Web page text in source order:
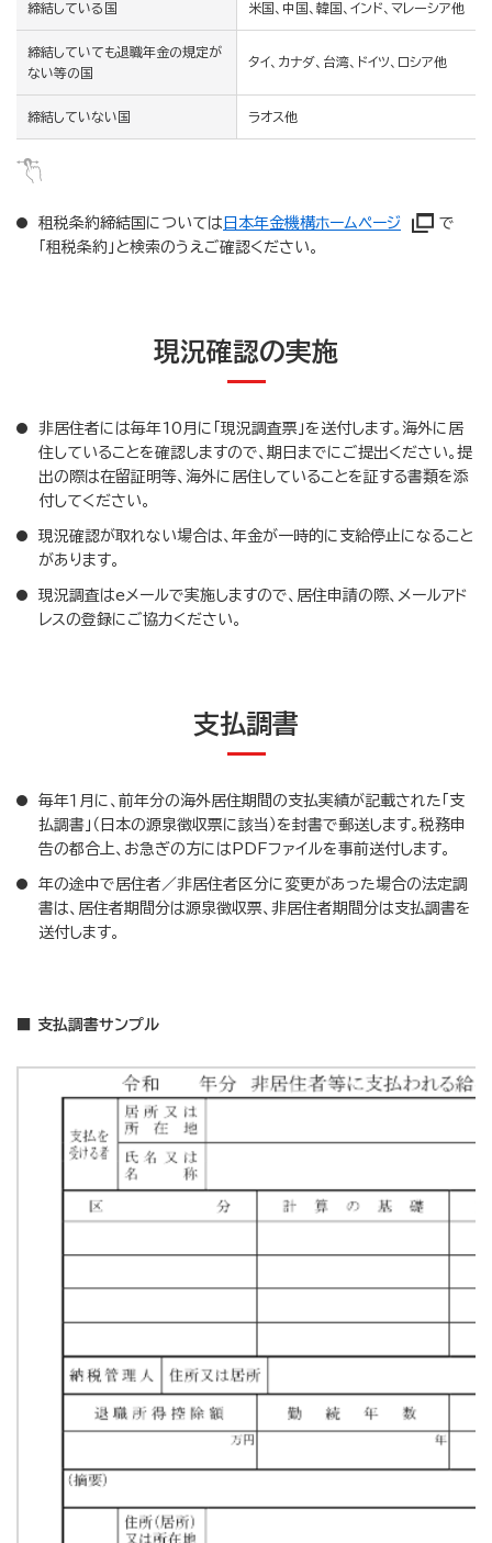
締結している国 米国、中国、韓国、インド、マレーシア他
締結していても退職年金の規定が
ない等の国
タイ、カナダ、台湾、ドイツ、ロシア他
締結していない国 ラオス他
租税条約締結国については 日本年金機構ホームページ
で
「租税条約」と検索のうえご確認ください。
現況確認の実施
非居住者には毎年10月に「現況調査票」を送付します。海外に居
住していることを確認しますので、期日までにご提出ください。提
出の際は在留証明等、海外に居住していることを証する書類を添
付してください。
現況確認が取れない場合は、年金が一時的に支給停止になること
があります。
現況調査はeメールで実施しますので、居住申請の際、メールアド
レスの登録にご協力ください。
支払調書
毎年１月に、前年分の海外居住期間の支払実績が記載された「支
払調書」（日本の源泉徴収票に該当）を封書で郵送します。税務申
告の都合上、お急ぎの方にはPDFファイルを事前送付します。
年の途中で居住者／非居住者区分に変更があった場合の法定調
書は、居住者期間分は源泉徴収票、非居住者期間分は支払調書を
送付します。
■ 支払調書サンプル